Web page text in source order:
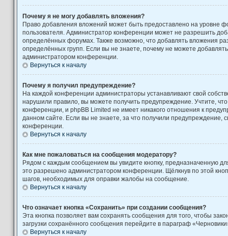
Почему я не могу добавлять вложения?
Право добавления вложений может быть предоставлено на уровне
пользователя. Администратор конференции может не разрешить
определённых форумах. Также возможно, что добавлять вложения
определённых групп. Если вы не знаете, почему не можете
администратором конференции.
Вернуться к началу
Почему я получил предупреждение?
На каждой конференции администраторы устанавливают свой
нарушили правило, вы можете получить предупреждение. Учтите,
конференции, и phpBB Limited не имеет никакого отношения к
данном сайте. Если вы не знаете, за что получили предупреждение,
конференции.
Вернуться к началу
Как мне пожаловаться на сообщения модератору?
Рядом с каждым сообщением вы увидите кнопку, предназначенную
это разрешено администратором конференции. Щёлкнув по этой
шагов, необходимых для оправки жалобы на сообщение.
Вернуться к началу
Что означает кнопка «Сохранить» при создании сообщения?
Эта кнопка позволяет вам сохранять сообщения для того, чтобы
загрузки сохранённого сообщения перейдите в параграф
Вернуться к началу